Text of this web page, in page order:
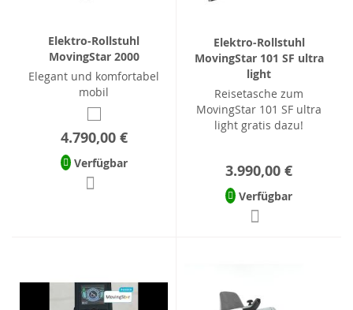
Elektro-Rollstuhl
MovingStar 2000
Elegant und komfortabel
mobil
4.790,00 €
Verfügbar
Elektro-Rollstuhl
MovingStar 101 SF ultra
light
Reisetasche zum
MovingStar 101 SF ultra
light gratis dazu!
3.990,00 €
Verfügbar